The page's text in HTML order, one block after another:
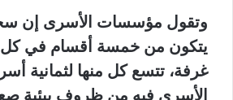
وتقول مؤسسات الأسرى إن
غرفة، تتسع كل منها لثمانية
الأسرى فيه من ظروف بيئية